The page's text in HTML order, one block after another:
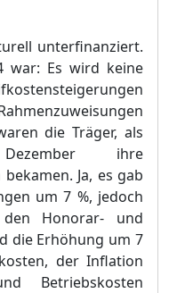
unterfinanziert.
war: Es wird keine
die Träger, als
ihre
Ja, es gab
um 7 %, jedoch
Honorar- und
die Erhöhung um 7
der Inflation
Betriebskosten